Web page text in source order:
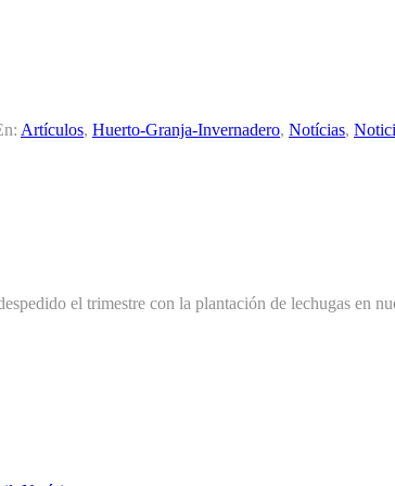
Artículos, Huerto-Granja-Invernadero, Notícias,
el trimestre con la plantación de lechugas en